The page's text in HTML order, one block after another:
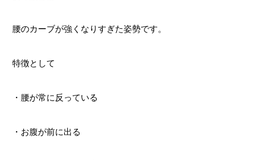
腰のカーブが強くなりすぎた姿勢です。
特徴として
・腰が常に反っている
・お腹が前に出る